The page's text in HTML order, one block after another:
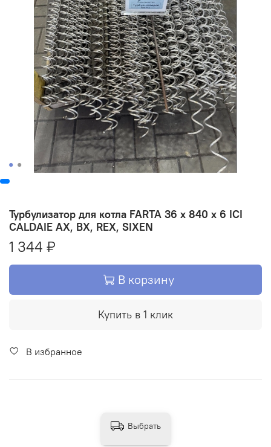
Турбулизатор для котла FARTA 36 х 840 х 6 ICI
CALDAIE АХ, BX, REX, SIXEN
1 344 ₽
В корзину
Купить в 1 клик
В избранное
Выбрать